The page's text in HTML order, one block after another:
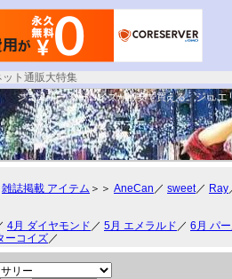
ト通販大特集
ジュエリー ターコイズが激安で買える。ジュエ
雑誌掲載 アイテム ＞＞ AneCan ／ sweet／ Ray
4月 ダイヤモンド ／ 5月 エメラルド ／ 6月 パ
ーコイズ／